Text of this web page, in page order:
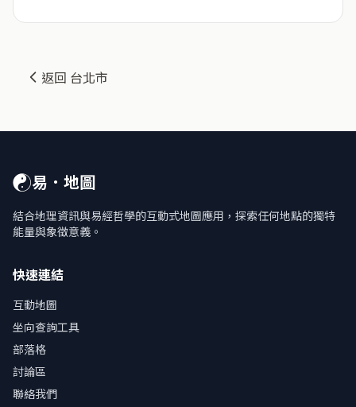
返回 台北市
☯易．地圖
結合地理資訊與易經哲學的互動式地圖應用，探索任何地點的獨特
能量與象徵意義。
快速連結
互動地圖
坐向查詢工具
部落格
討論區
聯絡我們